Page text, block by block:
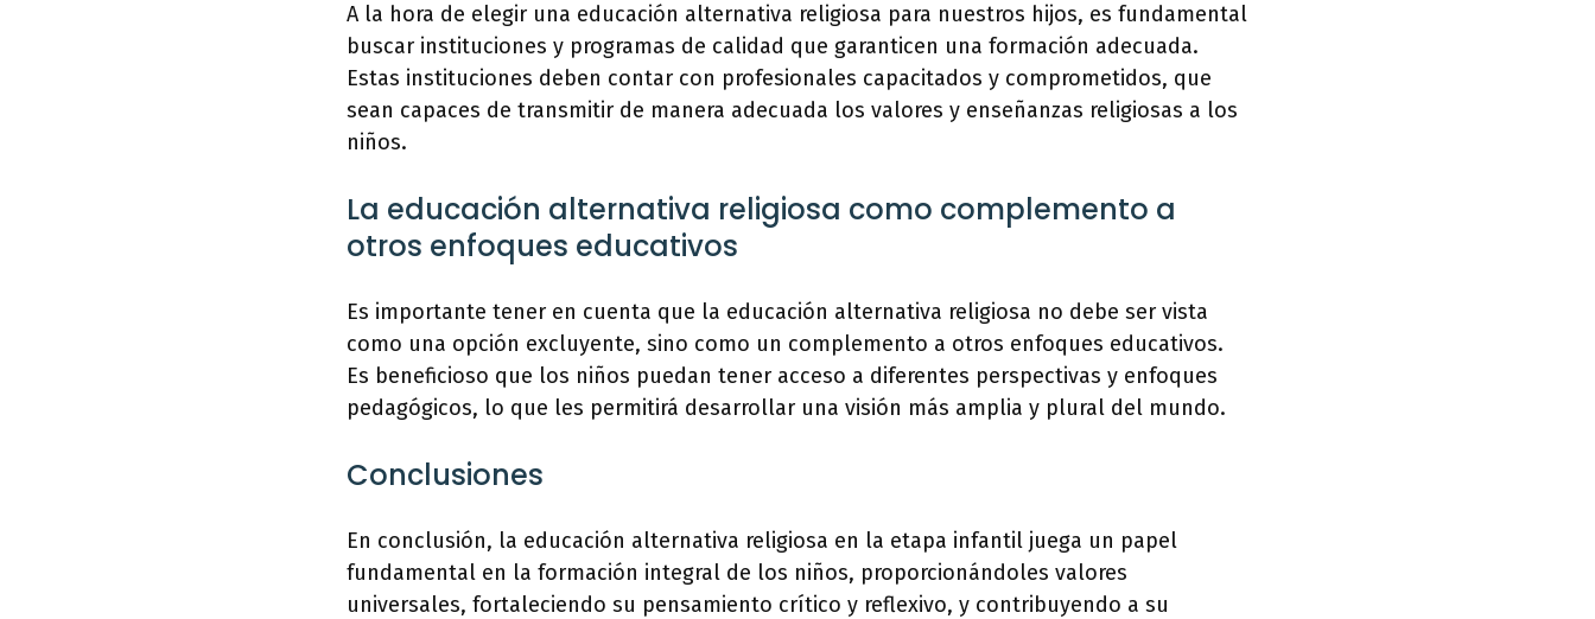
A la hora de elegir una educación alternativa religiosa para nuestros hijos, es fundamental
buscar instituciones y programas de calidad que garanticen una formación adecuada.
Estas instituciones deben contar con profesionales capacitados y comprometidos, que
sean capaces de transmitir de manera adecuada los valores y enseñanzas religiosas a los
niños.
La educación alternativa religiosa como complemento a
otros enfoques educativos
Es importante tener en cuenta que la educación alternativa religiosa no debe ser vista
como una opción excluyente, sino como un complemento a otros enfoques educativos.
Es beneficioso que los niños puedan tener acceso a diferentes perspectivas y enfoques
pedagógicos, lo que les permitirá desarrollar una visión más amplia y plural del mundo.
Conclusiones
En conclusión, la educación alternativa religiosa en la etapa infantil juega un papel
fundamental en la formación integral de los niños, proporcionándoles valores
universales, fortaleciendo su pensamiento crítico y reflexivo, y contribuyendo a su